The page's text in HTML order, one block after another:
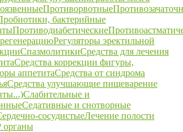
Противорвотные
бактерийные
Противодиабетические
Регуляторы эректильной
СпазмолитикиСредства для лечения
Средства коррекции фигуры,
аппетитаСредства от синдрома
Средства улучшающие пищеварение
Слабительные и
Седативные и снотворные
сосудистыеЛечение полости